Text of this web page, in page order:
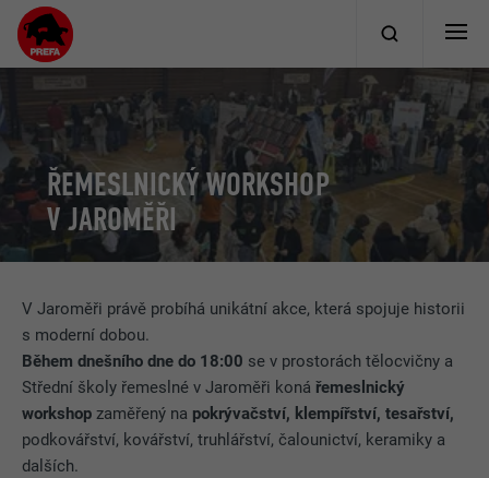
ŘEMESLNICKÝ WORKSHOP
V JAROMĚŘI
V Jaroměři právě probíhá unikátní akce, která spojuje historii
s moderní dobou.
Během dnešního dne do 18:00 se v prostorách tělocvičny a
Střední školy řemeslné v Jaroměři konářemeslnický
workshop zaměřený na pokrývačství, klempířství, tesařství,
podkovářství, kovářství, truhlářství, čalounictví, keramiky a
dalších.